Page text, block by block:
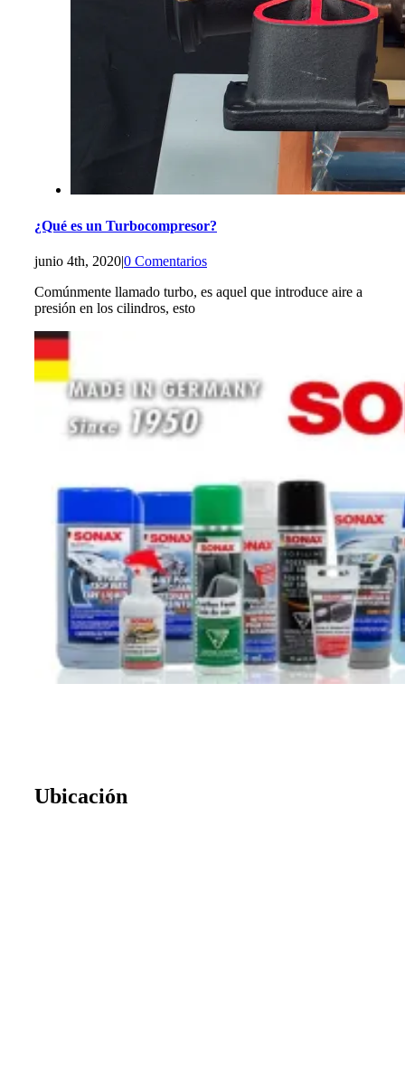
¿Qué es un Turbocompresor?
junio 4th, 2020|0 Comentarios
Comúnmente llamado turbo, es aquel que introduce aire a
presión en los cilindros, esto
Ubicación